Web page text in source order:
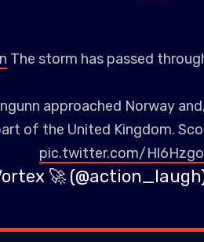
The storm has passed
approached Norway
of the United Kingdom.
pic.twitter.com/
🚀